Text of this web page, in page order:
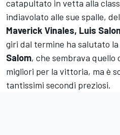
catapultato in vetta alla
indiavolato alle sue spalle,
Maverick Vinales, Luis
giri dal termine ha salutato
Salom, che sembrava quello
migliori per la vittoria, ma è
tantissimi secondi preziosi.